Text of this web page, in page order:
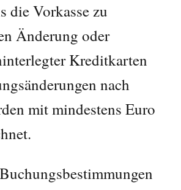
die Vorkasse zu
Änderung oder
Kreditkarten
nach
mit mindestens Euro